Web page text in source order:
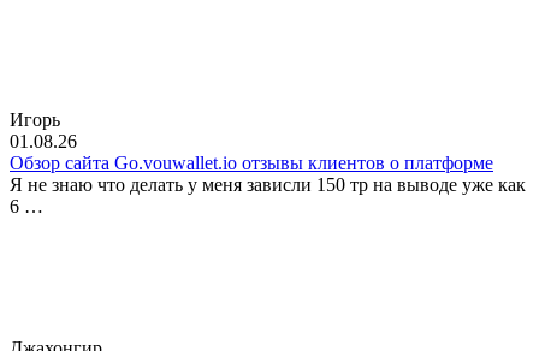
Игорь
01.08.26
Обзор сайта Go.vouwallet.io отзывы клиентов о платформе
Я не знаю что делать у меня зависли 150 тр на выводе уже как
6 …